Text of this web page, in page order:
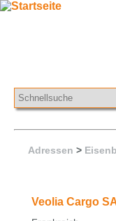
Adressen >
Veolia Cargo